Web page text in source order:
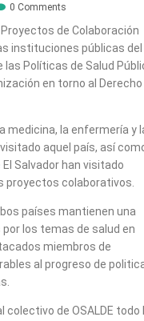
0 Comments
de Colaboración
instituciones públicas del
las Políticas de Salud
en torno al Derecho
medicina, la enfermería y
aquel país, así
Salvador han visitado
proyectos colaborativos.
países mantienen una
los temas de salud en
miembros de
al progreso de
de OSALDE todo